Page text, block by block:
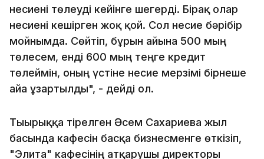
несиені төлеуді кейінге шегерді. Бірақ олар
несиені кешірген жоқ қой. Сол несие бәрібір
мойнымда. Сөйтіп, бұрын айына 500 мың
төлесем, енді 600 мың теңге кредит
төлеймін, оның үстіне несие мерзімі бірнеше
айға ұзартылды", - дейді ол.
Тығырыққа тірелген Әсем Сахариева жыл
басында кафесін басқа бизнесменге өткізіп,
"Элита" кафесінің атқарушы директоры